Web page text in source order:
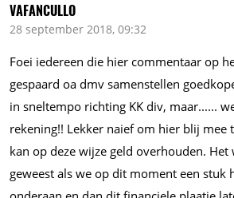
VAFANCULLO
28 september 2018, 09:32
Foei iedereen die hier commentaar op
gespaard oa dmv samenstellen
in sneltempo richting KK div, maar......
rekening!! Lekker naief om hier blij mee
kan op deze wijze geld overhouden. Het
geweest als we op dit moment een stuk